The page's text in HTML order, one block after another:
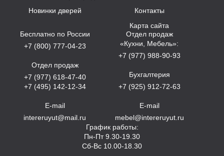
Новинки дверей
Контакты
Карта сайта
Бесплатно по России
+7 (800) 777-04-23
Отдел продаж
+7 (977) 618-47-40
+7 (495) 142-12-34
E-mail
intereruyut@mail.ru
Отдел продаж
«Кухни, Мебель»:
+7 (977) 988-90-93
Бухгалтерия
+7 (925) 912-72-63
E-mail
mebel@intereruyut.ru
График работы:
Пн-Пт 9.30-19.30
Сб-Вс 10.00-18.30